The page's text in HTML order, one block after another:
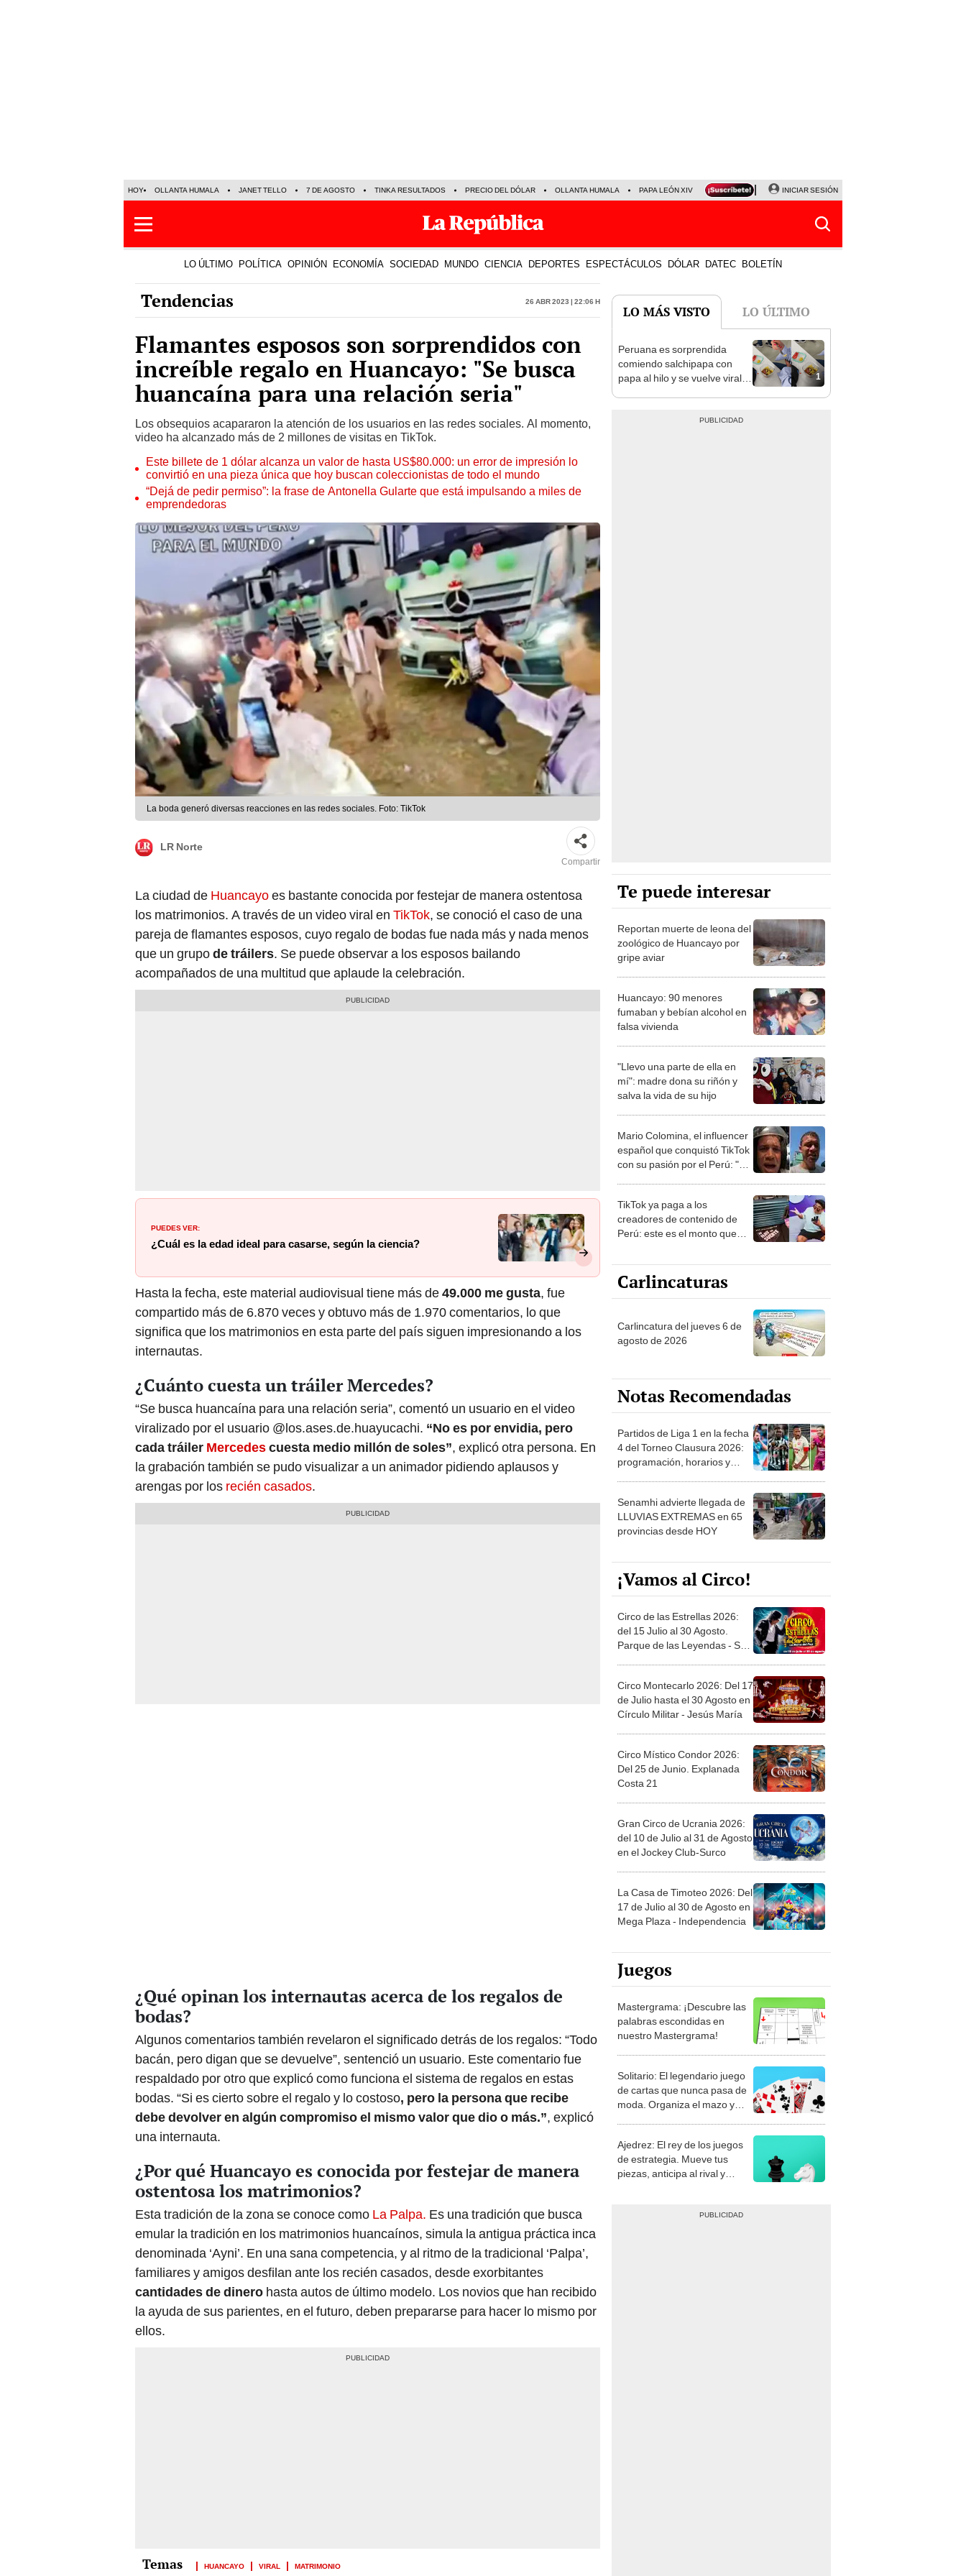
HOY OLLANTA HUMALA JANET TELLO 7 DE AGOSTO TINKA RESULTADOS PRECIO DEL DÓLAR OLLANTA HUMALA PAPA LEÓN XIV NALDY SALDAÑA LA BELLA LUZ
INICIAR SESIÓN
LO ÚLTIMO POLÍTICA OPINIÓN ECONOMÍA SOCIEDAD MUNDO CIENCIA DEPORTES ESPECTÁCULOS DÓLAR DATEC BOLETÍN
Tendencias 26 Abr 2023 | 22:06 h
Flamantes esposos son sorprendidos con
increíble regalo en Huancayo: "Se busca
huancaína para una relación seria"
Los obsequios acapararon la atención de los usuarios en las redes sociales. Al momento,
video ha alcanzado más de 2 millones de visitas en TikTok.
Este billete de 1 dólar alcanza un valor de hasta US$80.000: un error de impresión lo
convirtió en una pieza única que hoy buscan coleccionistas de todo el mundo
“Dejá de pedir permiso”: la frase de Antonella Gularte que está impulsando a miles de
emprendedoras
La boda generó diversas reacciones en las redes sociales. Foto: TikTok
LR Norte
Compartir
La ciudad de Huancayoes bastante conocida por festejar de manera ostentosa
los matrimonios. A través de un video viral en TikTok, se conoció el caso de una
pareja de flamantes esposos, cuyo regalo de bodas fue nada más y nada menos
que un grupode tráilers. Se puede observar a los esposos bailando
acompañados de una multitud que aplaude la celebración.
PUEDES VER:
¿Cuál es la edad ideal para casarse, según la ciencia?
Hasta la fecha, este material audiovisual tiene más de49.000 me gusta, fue
compartido más de 6.870 veces y obtuvo más de 1.970 comentarios, lo que
significa que los matrimonios en esta parte del país siguen impresionando a los
internautas.
¿Cuánto cuesta un tráiler Mercedes?
“Se busca huancaína para una relación seria”, comentó un usuario en el video
viralizado por el usuario @los.ases.de.huayucachi. “No es por envidia, pero
cada tráiler Mercedescuesta medio millón de soles”, explicó otra persona. En
la grabación también se pudo visualizar a un animador pidiendo aplausos y
arengas por los recién casados.
¿Qué opinan los internautas acerca de los regalos de
bodas?
Algunos comentarios también revelaron el significado detrás de los regalos: “Todo
bacán, pero digan que se devuelve”, sentenció un usuario. Este comentario fue
respaldado por otro que explicó como funciona el sistema de regalos en estas
bodas. “Si es cierto sobre el regalo y lo costoso, pero la persona que recibe
debe devolver en algún compromiso el mismo valor que dio o más.”, explicó
una internauta.
¿Por qué Huancayo es conocida por festejar de manera
ostentosa los matrimonios?
Esta tradición de la zona se conoce como La Palpa. Es una tradición que busca
emular la tradición en los matrimonios huancaínos, simula la antigua práctica inca
denominada ‘Ayni’. En una sana competencia, y al ritmo de la tradicional ‘Palpa’,
familiares y amigos desfilan ante los recién casados, desde exorbitantes
cantidades de dinero hasta autos de último modelo. Los novios que han recibido
la ayuda de sus parientes, en el futuro, deben prepararse para hacer lo mismo por
ellos.
HUANCAYO VIRAL MATRIMONIO
LO MÁS VISTO LO ÚLTIMO
1
Peruana es sorprendida
comiendo salchipapa con
papa al hilo y se vuelve viral:
Te puede interesar
Reportan muerte de leona del
zoológico de Huancayo por
gripe aviar
Huancayo: 90 menores
fumaban y bebían alcohol en
falsa vivienda
"Llevo una parte de ella en
mí": madre dona su riñón y
salva la vida de su hijo
Mario Colomina, el influencer
español que conquistó TikTok
con su pasión por el Perú: "Mi
TikTok ya paga a los
creadores de contenido de
Perú: este es el monto que
1.000 vistas
Carlincaturas
Carlincatura del jueves 6 de
agosto de 2026
Notas Recomendadas
Partidos de Liga 1 en la fecha
4 del Torneo Clausura 2026:
programación, horarios y
Senamhi advierte llegada de
LLUVIAS EXTREMAS en 65
provincias desde HOY
¡Vamos al Circo!
Circo de las Estrellas 2026:
del 15 Julio al 30 Agosto.
Parque de las Leyendas - San
Circo Montecarlo 2026: Del 17
de Julio hasta el 30 Agosto en
Círculo Militar - Jesús María
Circo Místico Condor 2026:
Del 25 de Junio. Explanada
Costa 21
Gran Circo de Ucrania 2026:
del 10 de Julio al 31 de Agosto
en el Jockey Club-Surco
La Casa de Timoteo 2026: Del
17 de Julio al 30 de Agosto en
Mega Plaza - Independencia
Juegos
Mastergrama: ¡Descubre las
palabras escondidas en
nuestro Mastergrama!
Solitario: El legendario juego
de cartas que nunca pasa de
moda. Organiza el mazo y
Ajedrez: El rey de los juegos
de estrategia. Mueve tus
piezas, anticipa al rival y